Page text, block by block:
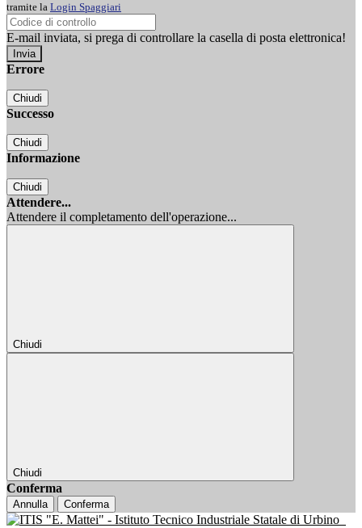
tramite la Login Spaggiari
E-mail inviata, si prega di controllare la casella di posta elettronica!
Errore
Chiudi
Successo
Chiudi
Informazione
Chiudi
Attendere...
Attendere il completamento dell'operazione...
Chiudi
Chiudi
Conferma
Annulla Conferma